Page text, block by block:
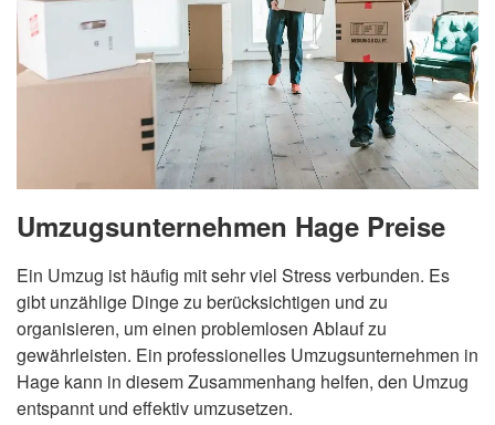
Umzugsunternehmen Hage Preise
Ein Umzug ist häufig mit sehr viel Stress verbunden. Es
gibt unzählige Dinge zu berücksichtigen und zu
organisieren, um einen problemlosen Ablauf zu
gewährleisten. Ein professionelles Umzugsunternehmen in
Hage kann in diesem Zusammenhang helfen, den Umzug
entspannt und effektiv umzusetzen.